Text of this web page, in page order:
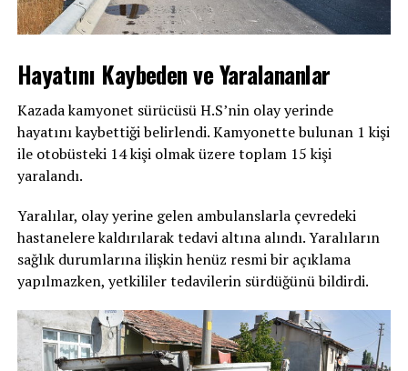
Hayatını Kaybeden ve Yaralananlar
Kazada kamyonet sürücüsü H.S’nin olay yerinde
hayatını kaybettiği belirlendi. Kamyonette bulunan 1 kişi
ile otobüsteki 14 kişi olmak üzere toplam 15 kişi
yaralandı.
Yaralılar, olay yerine gelen ambulanslarla çevredeki
hastanelere kaldırılarak tedavi altına alındı. Yaralıların
sağlık durumlarına ilişkin henüz resmi bir açıklama
yapılmazken, yetkililer tedavilerin sürdüğünü bildirdi.